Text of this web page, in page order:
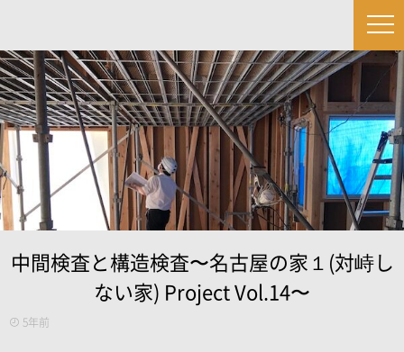
中間検査と構造検査〜名古屋の家１(対峙し
ない家) Project Vol.14〜
5年前